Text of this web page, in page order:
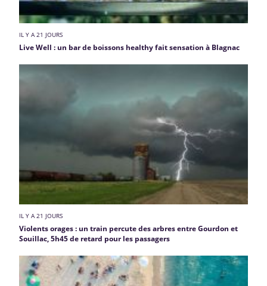
IL Y A 21 JOURS
Live Well : un bar de boissons healthy fait sensation à Blagnac
IL Y A 21 JOURS
Violents orages : un train percute des arbres entre Gourdon et
Souillac, 5h45 de retard pour les passagers